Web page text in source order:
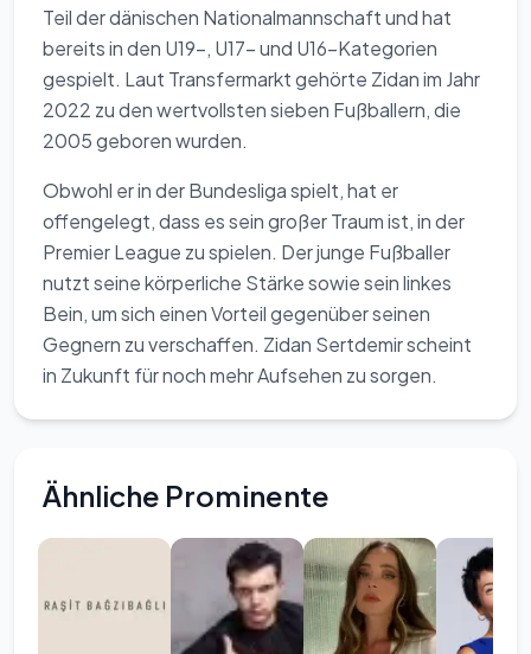
Teil der dänischen Nationalmannschaft und hat
bereits in den U19-, U17- und U16-Kategorien
gespielt. Laut Transfermarkt gehörte Zidan im Jahr
2022 zu den wertvollsten sieben Fußballern, die
2005 geboren wurden.
Obwohl er in der Bundesliga spielt, hat er
offengelegt, dass es sein großer Traum ist, in der
Premier League zu spielen. Der junge Fußballer
nutzt seine körperliche Stärke sowie sein linkes
Bein, um sich einen Vorteil gegenüber seinen
Gegnern zu verschaffen. Zidan Sertdemir scheint
in Zukunft für noch mehr Aufsehen zu sorgen.
Ähnliche Prominente